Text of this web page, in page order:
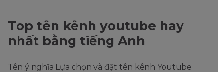
Top tên kênh youtube hay
nhất bằng tiếng Anh
Tên ý nghĩa Lựa chọn và đặt tên kênh Youtube